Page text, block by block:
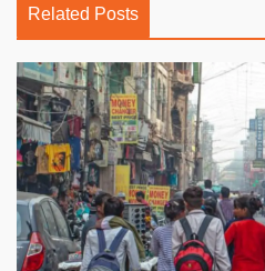
Related Posts